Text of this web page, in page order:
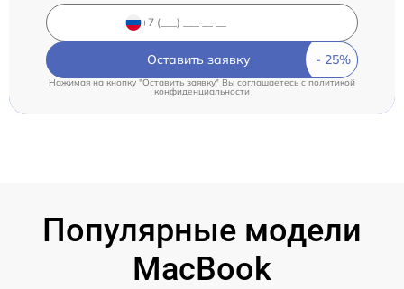
Оставить заявку
Нажимая на кнопку "Оставить заявку" Вы соглашаетесь cполитикой
конфиденциальности
Популярные модели
MacBook